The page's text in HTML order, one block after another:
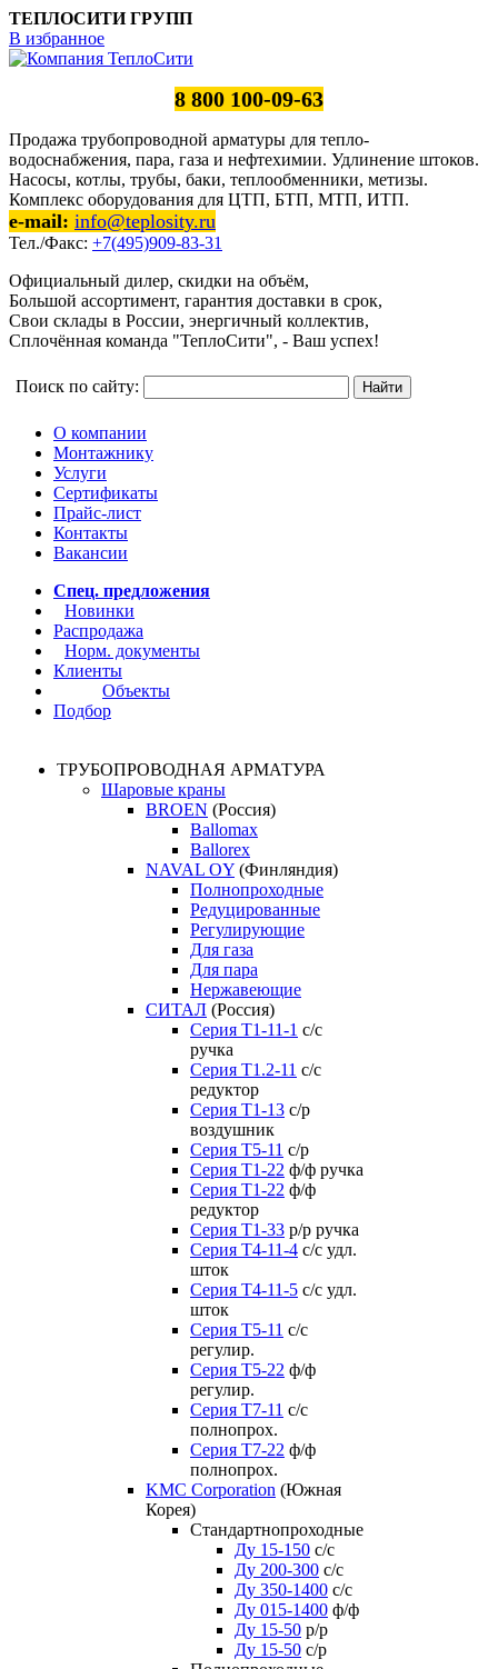
ТЕПЛОСИТИ ГРУПП
В избранное
8 800 100-09-63
Продажа трубопроводной арматуры для тепло-
водоснабжения, пара, газа и нефтехимии. Удлинение штоков.
Насосы, котлы, трубы, баки, теплообменники, метизы.
Комплекс оборудования для ЦТП, БТП, МТП, ИТП.
e-mail: info@teplosity.ru
Тел./Факс: +7(495)909-83-31
Официальный дилер, скидки на объём,
Большой ассортимент, гарантия доставки в срок,
Свои склады в России, энергичный коллектив,
Сплочённая команда "ТеплоСити", - Ваш успех!
Поиск по сайту:
О компании
Монтажнику
Услуги
Сертификаты
Прайс-лист
Контакты
Вакансии
Спец. предложения
Новинки
Распродажа
Норм. документы
Клиенты
Объекты
Подбор
ТРУБОПРОВОДНАЯ АРМАТУРА
Шаровые краны
BROEN (Россия)
Ballomax
Ballorex
NAVAL OY (Финляндия)
Полнопроходные
Редуцированные
Регулирующие
Для газа
Для пара
Нержавеющие
СИТАЛ (Россия)
Серия Т1-11-1 с/с
ручка
Серия Т1.2-11 с/с
редуктор
Серия Т1-13 с/р
воздушник
Серия T5-11 с/р
Серия Т1-22 ф/ф ручка
Серия Т1-22 ф/ф
редуктор
Серия T1-33 р/р ручка
Серия Т4-11-4 с/с удл.
шток
Серия Т4-11-5 с/с удл.
шток
Серия Т5-11 с/с
регулир.
Серия Т5-22 ф/ф
регулир.
Серия Т7-11 с/с
полнопрох.
Серия Т7-22 ф/ф
полнопрох.
KMC Corporation (Южная
Корея)
Стандартнопроходные
Ду 15-150 с/с
Ду 200-300 с/с
Ду 350-1400 с/с
Ду 015-1400 ф/ф
Ду 15-50 р/р
Ду 15-50 с/р